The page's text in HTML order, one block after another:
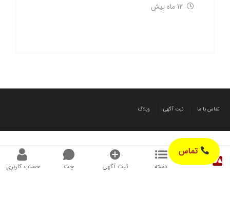
دسته ثبت آگهی چت حساب کاربری
تماس
12 ماه پیش
تماس با ما ثبت آگهی وبلاگ